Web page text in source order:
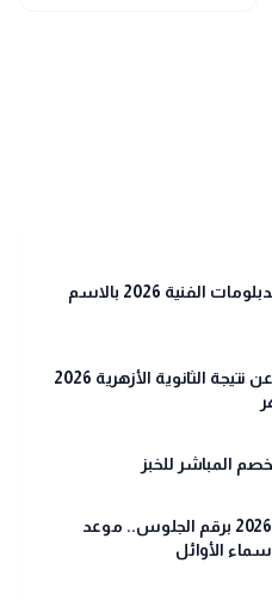
أعرف درجاتك عندنا.. نتيجة الدبلومات الفنية 2026 بالاسم
رابط شغال الآن.. استعلم عن نتيجة الثانوية الأزهرية 2026
المباشر للخبز
رابط نتيجة الثانوية الأزهرية 2026 برقم الجلوس.. موعد
الأوائل